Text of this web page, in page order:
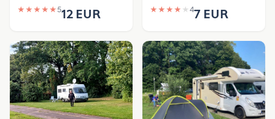
★ ★ ★ ★ ★512 EUR ★ ★ ★ ★ ★ 47 EUR